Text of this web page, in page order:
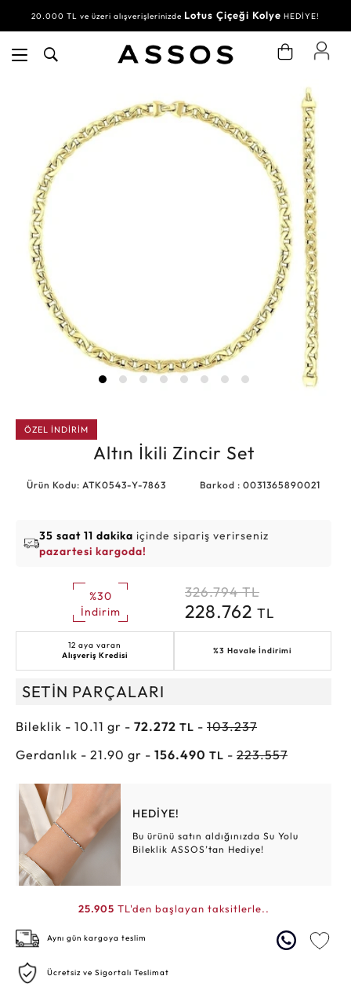
20.000 TL ve üzeri alışverişlerinizde Lotus Çiçeği Kolye HEDİYE!
ÖZEL İNDİRİM
Altın İkili Zincir Set
Ürün Kodu: ATK0543-Y-7863 Barkod : 0031365890021
35 saat 11 dakika içinde sipariş verirseniz
pazartesi kargoda!
%30
İndirim
326.794 TL
228.762 TL
12 aya varan
Alışveriş Kredisi
%3 Havale İndirimi
SETİN PARÇALARI
Bileklik - 10.11 gr - 72.272 TL - 103.237
Gerdanlık - 21.90 gr - 156.490 TL - 223.557
HEDİYE!
Bu ürünü satın aldığınızda Su Yolu
Bileklik ASSOS’tan Hediye!
25.905 TL'den başlayan taksitlerle..
Aynı gün kargoya teslim
Ücretsiz ve Sigortalı Teslimat